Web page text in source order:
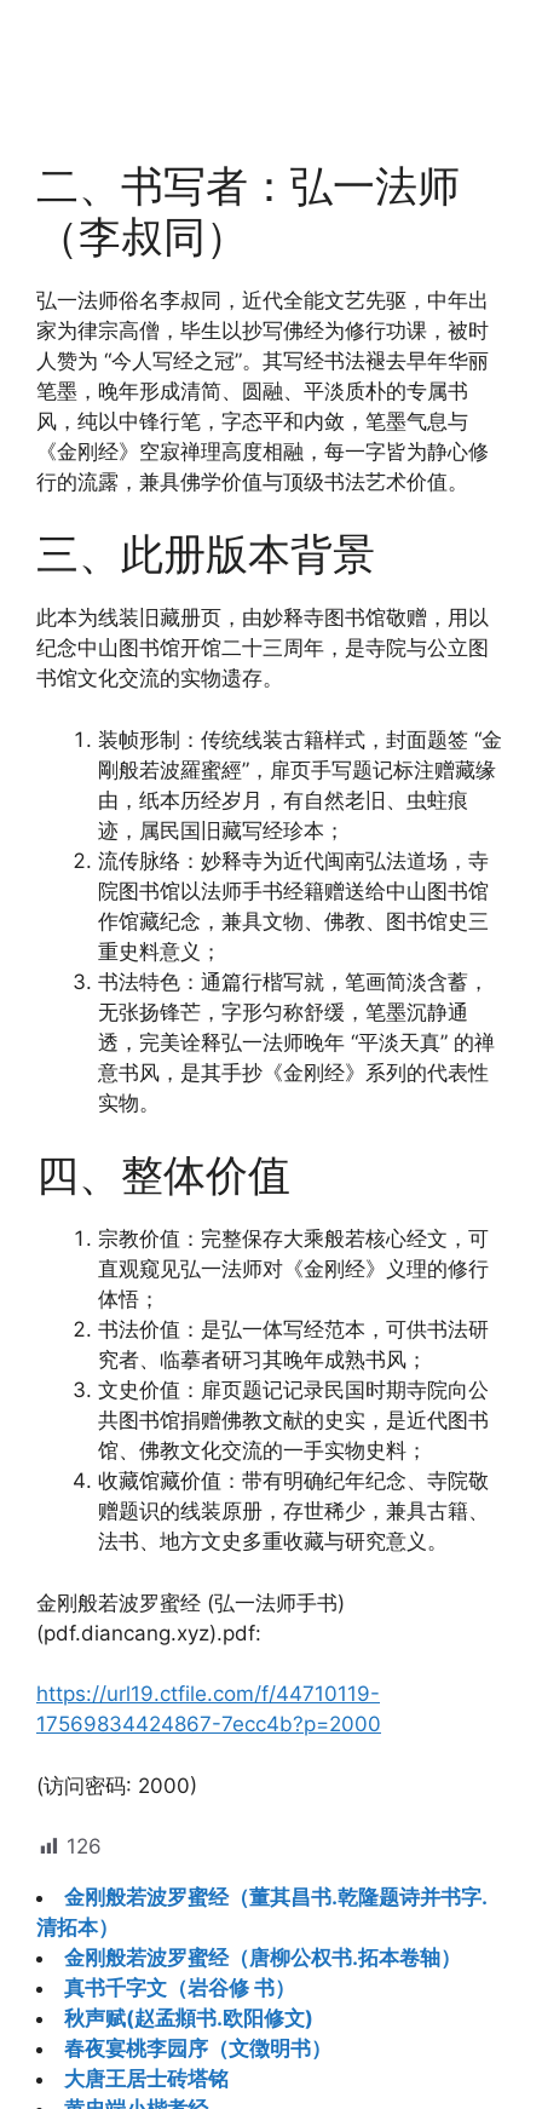
二、书写者：弘一法师
（李叔同）
弘一法师俗名李叔同，近代全能文艺先驱，中年出
家为律宗高僧，毕生以抄写佛经为修行功课，被时
人赞为 “今人写经之冠”。其写经书法褪去早年华丽
笔墨，晚年形成清简、圆融、平淡质朴的专属书
风，纯以中锋行笔，字态平和内敛，笔墨气息与
《金刚经》空寂禅理高度相融，每一字皆为静心修
行的流露，兼具佛学价值与顶级书法艺术价值。
三、此册版本背景
此本为线装旧藏册页，由妙释寺图书馆敬赠，用以
纪念中山图书馆开馆二十三周年，是寺院与公立图
书馆文化交流的实物遗存。
装帧形制：传统线装古籍样式，封面题签 “金
剛般若波羅蜜經”，扉页手写题记标注赠藏缘
由，纸本历经岁月，有自然老旧、虫蛀痕
迹，属民国旧藏写经珍本；
流传脉络：妙释寺为近代闽南弘法道场，寺
院图书馆以法师手书经籍赠送给中山图书馆
作馆藏纪念，兼具文物、佛教、图书馆史三
重史料意义；
书法特色：通篇行楷写就，笔画简淡含蓄，
无张扬锋芒，字形匀称舒缓，笔墨沉静通
透，完美诠释弘一法师晚年 “平淡天真” 的禅
意书风，是其手抄《金刚经》系列的代表性
实物。
四、整体价值
宗教价值：完整保存大乘般若核心经文，可
直观窥见弘一法师对《金刚经》义理的修行
体悟；
书法价值：是弘一体写经范本，可供书法研
究者、临摹者研习其晚年成熟书风；
文史价值：扉页题记记录民国时期寺院向公
共图书馆捐赠佛教文献的史实，是近代图书
馆、佛教文化交流的一手实物史料；
收藏馆藏价值：带有明确纪年纪念、寺院敬
赠题识的线装原册，存世稀少，兼具古籍、
法书、地方文史多重收藏与研究意义。
金刚般若波罗蜜经 (弘一法师手书)
(pdf.diancang.xyz).pdf:
https://url19.ctfile.com/f/44710119-
17569834424867-7ecc4b?p=2000
(访问密码: 2000)
126
金刚般若波罗蜜经（董其昌书.乾隆题诗并书字.
清拓本）
金刚般若波罗蜜经（唐柳公权书.拓本卷轴）
真书千字文（岩谷修 书）
秋声赋(赵孟頫书.欧阳修文)
春夜宴桃李园序（文徴明书）
大唐王居士砖塔铭